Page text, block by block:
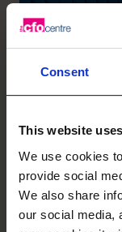
Consent
This website
We use cookies
provide social
We also share
our social media,
Is dit
Bouw jouw
ondernemen...